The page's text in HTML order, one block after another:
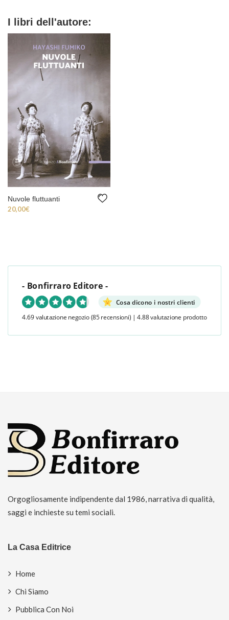
I libri dell'autore:
Nuvole fluttuanti
20,00€
- Bonfirraro Editore -
Cosa dicono i nostri clienti
4.69 valutazione negozio (85 recensioni) | 4.88 valutazione prodotto
Orgogliosamente indipendente dal 1986, narrativa di qualità,
saggi e inchieste su temi sociali.
La Casa Editrice
Home
Chi Siamo
Pubblica Con Noi